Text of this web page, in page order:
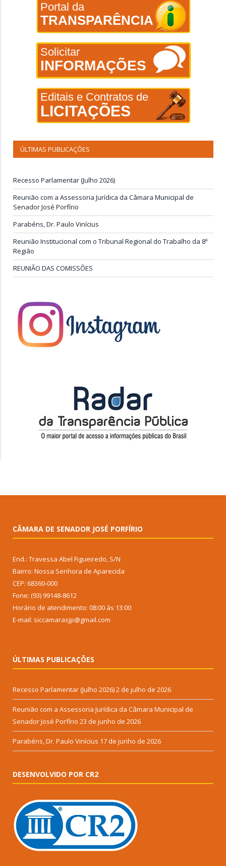
Portal da
TRANSPARÊNCIA
Solicitar
INFORMAÇÕES
Editais e Contratos de
LICITAÇÕES
ÚLTIMAS PUBLICAÇÕES
Recesso Parlamentar (Julho 2026)
Reunião com a Assessoria Jurídica da Câmara Municipal de
Senador José Porfírio
Parabéns, Dr. Paulo Vinícius
Reunião Institucional com o Tribunal Regional do Trabalho da 8ª
Região
REUNIÃO DAS COMISSÕES
CÂMARA DE SENADOR JOSÉ PORFÍRIO
End.: Travessa Abel Figueiredo, S/N
Bairro: Nossa Senhora de Aparecida
CEP: 68360-000
Fone: (93) 99148-8612
Horário de atendimento: 08:00 às 13:00
E-mail: siccamarasjp@gmail.com
ÚLTIMAS PUBLICAÇÕES
Recesso Parlamentar (Julho 2026)2 de julho de 2026
Reunião com a Assessoria Jurídica da Câmara Municipal de
Senador José Porfírio 23 de junho de 2026
Parabéns, Dr. Paulo Vinícius 17 de junho de 2026
DESENVOLVIDO POR CR2